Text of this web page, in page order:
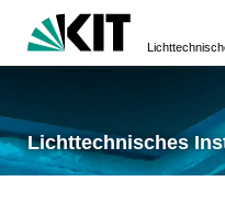
Lichttechnisches